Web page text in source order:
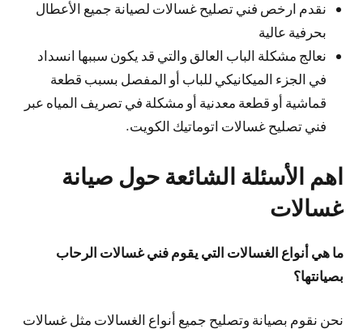
نقدم ارخص فني تصليح غسالات لصيانة جميع الأعطال
بحرفية عالية
نعالج مشكلة الباب العالق والتي قد يكون سببها انسداد
في الجزء الميكانيكي للباب أو المفصل بسبب قطعة
قماشية أو قطعة معدنية أو مشكلة في تصريف المياه عبر
فني تصليح غسالات اتوماتيك الكويت.
اهم الأسئلة الشائعة حول صيانة
غسالات
ما هي أنواع الغسالات التي يقوم فني غسالات الرحاب
بصيانتها؟
نحن نقوم بصيانة وتصليح جميع أنواع الغسالات مثل غسالات